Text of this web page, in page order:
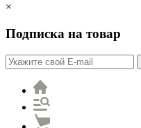
×
Подписка на товар